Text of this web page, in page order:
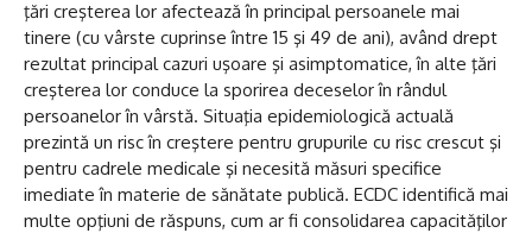
ţări creşterea lor afectează în principal persoanele mai
tinere (cu vârste cuprinse între 15 şi 49 de ani), având drept
rezultat principal cazuri uşoare şi asimptomatice, în alte ţări
creşterea lor conduce la sporirea deceselor în rândul
persoanelor în vârstă. Situaţia epidemiologică actuală
prezintă un risc în creştere pentru grupurile cu risc crescut şi
pentru cadrele medicale şi necesită măsuri specifice
imediate în materie de sănătate publică. ECDC identifică mai
multe opţiuni de răspuns, cum ar fi consolidarea capacităţilor